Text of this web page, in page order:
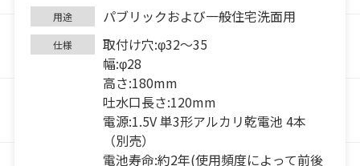
用途 パブリックおよび一般住宅洗面用
仕様
取付け穴:φ32～35
幅:φ28
高さ:180mm
吐水口長さ:120mm
電源:1.5V 単3形アルカリ乾電池 4本
（別売）
電池寿命:約2年(使用頻度によって前後